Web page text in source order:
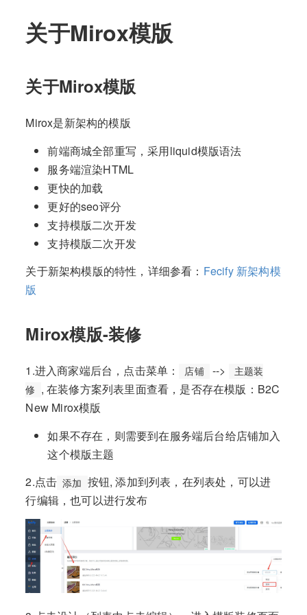
关于Mirox模版
关于Mirox模版
Mirox是新架构的模版
前端商城全部重写，采用liquid模版语法
服务端渲染HTML
更快的加载
更好的seo评分
支持模版二次开发
支持模版二次开发
关于新架构模版的特性，详细参看： Fecify 新架构模
版
Mirox模版-装修
1.进入商家端后台，点击菜单： 店铺 -->
主题装
修
, 在装修方案列表里面查看，是否存在模版：B2C
New Mirox模版
如果不存在，则需要到在服务端后台给店铺加入
这个模版主题
2.点击 添加
按钮, 添加到列表，在列表处，可以进
行编辑，也可以进行发布